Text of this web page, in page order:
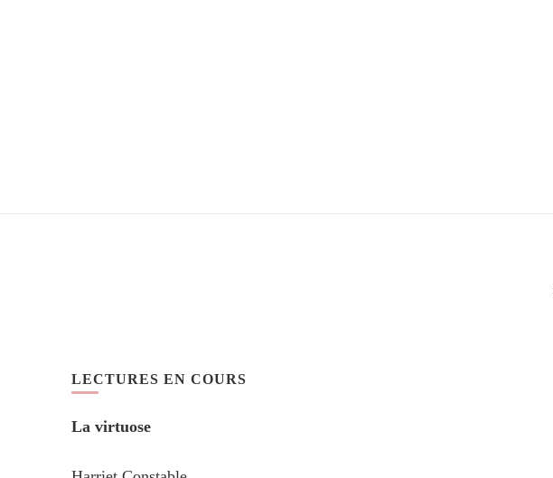
LECTURES EN COURS
La virtuose